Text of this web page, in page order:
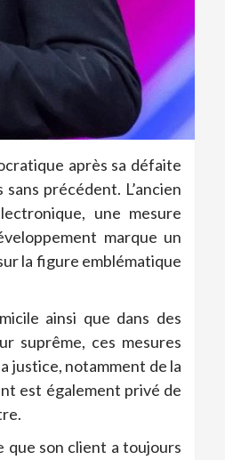
après sa défaite
précédent. L’ancien
une mesure
marque un
la figure emblématique
ainsi que dans des
suprême, ces mesures
justice, notamment de la
est également privé de
que son client a toujours